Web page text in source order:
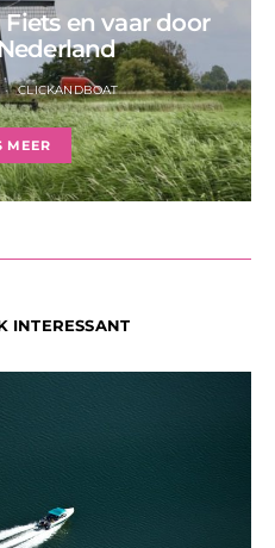
en vaar door
CLICKANDBOAT
MEER
INTERESSANT